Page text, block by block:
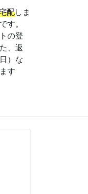
配しま
す。
の登
、返
）な
す